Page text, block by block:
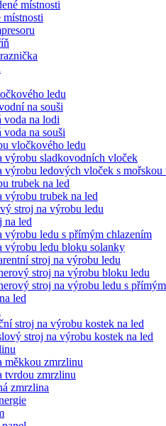
místnosti
místnosti
ledu
na souši
voda na lodi
voda na souši
vločkového ledu
výrobu sladkovodních vloček
výrobu ledových vloček s mořskou
trubek na led
výrobu trubek na led
stroj na výrobu ledu
na led
výrobu ledu s přímým chlazením
výrobu ledu bloku solanky
stroj na výrobu ledu
stroj na výrobu bloku ledu
stroj na výrobu ledu s
led
stroj na výrobu kostek na led
stroj na výrobu kostek na led
měkkou zmrzlinu
tvrdou zmrzlinu
zmrzlina